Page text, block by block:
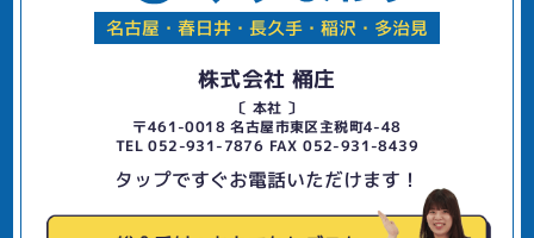
名古屋・春日井・長久手・稲沢・多治見
株式会社 桶庄
〔 本社 〕
〒461-0018 名古屋市東区主税町4-48
TEL 052-931-7876 FAX 052-931-8439
タップですぐお電話いただけます！